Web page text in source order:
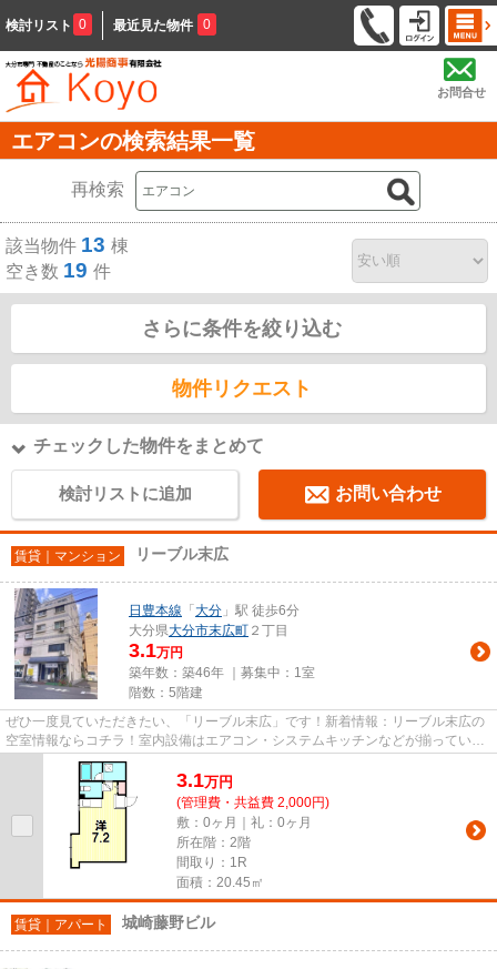
検討リスト 0 最近見た物件 0
お問合せ
エアコンの検索結果一覧
再検索
該当物件 13 棟
空き数 19 件
さらに条件を絞り込む
物件リクエスト
チェックした物件をまとめて
検討リストに追加 お問い合わせ
賃貸｜マンション リーブル末広
日豊本線 「 大分 」駅 徒歩6分
大分県大分市末広町 ２丁目
3.1万円
築年数：築46年 ｜募集中： 1室
階数：5階建
ぜひ一度見ていただきたい、「リーブル末広」です！新着情報：リーブル末広の
空室情報ならコチラ！室内設備はエアコン・システムキッチンなどが揃っている
ので、快適に過ごしやすいお...
3.1万円
(管理費・共益費 2,000円)
敷：0ヶ月｜礼：0ヶ月
所在階：2階
間取り：1R
面積：20.45㎡
賃貸｜アパート 城崎藤野ビル